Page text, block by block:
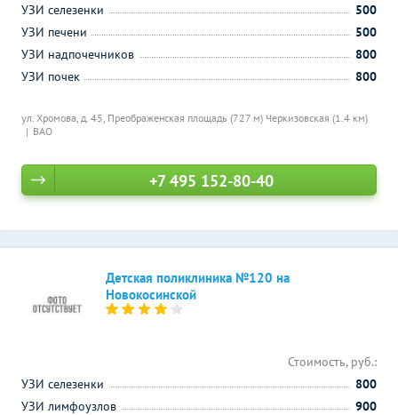
ул. Хромова, д. 45, Преображенская площадь (727 м) Черкизовская (1.4 км)
ВАО
УЗИ селезенки
500
УЗИ печени
500
УЗИ надпочечников
800
УЗИ почек
800
+7 495 152-80-40
Детская поликлиника №120 на
Новокосинской
Стоимость, руб.:
УЗИ селезенки
800
УЗИ лимфоузлов
900